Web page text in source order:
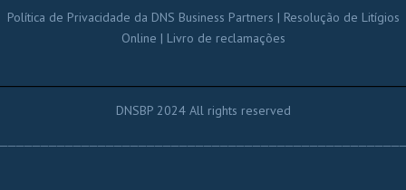
Política de Privacidade da DNS Business Partners | Resolução de Litígios
Online | Livro de reclamações
DNSBP 2024 All rights reserved